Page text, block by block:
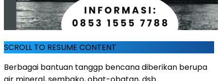
SCROLL TO RESUME CONTENT
Berbagai bantuan tanggp bencana diberikan berupa